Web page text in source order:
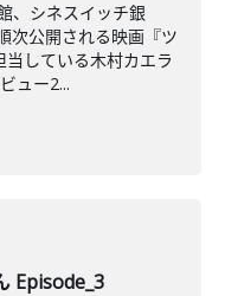
、シネスイッチ銀
次公開される映画『ツ
している木村カエラ
ュー2...
Episode_3